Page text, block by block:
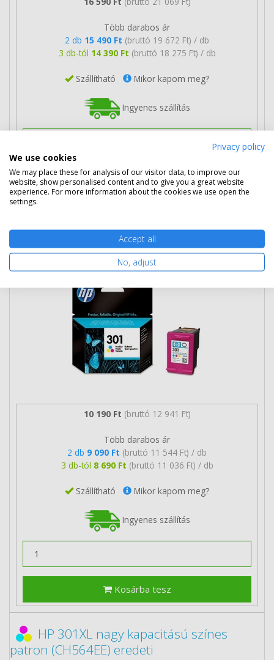
Több darabos ár
2 db 15 490 Ft (bruttó 19 672 Ft) / db
3 db-tól 14 390 Ft (bruttó 18 275 Ft) / db
Szállítható Mikor kapom meg?
Ingyenes szállítás
Kosárba tesz
10 190 Ft (bruttó 12 941 Ft)
Több darabos ár
2 db 9 090 Ft (bruttó 11 544 Ft) / db
3 db-tól 8 690 Ft (bruttó 11 036 Ft) / db
Szállítható Mikor kapom meg?
Ingyenes szállítás
Kosárba tesz
HP 301XL nagy kapacitású színes
patron (CH564EE) eredeti
Privacy policy
We use cookies
We may place these for analysis of our visitor data, to improve our
website, show personalised content and to give you a great website
experience. For more information about the cookies we use open the
settings.
Accept all
No, adjust